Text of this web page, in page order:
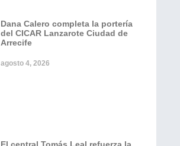
Dana Calero completa la portería
del CICAR Lanzarote Ciudad de
Arrecife
agosto 4, 2026